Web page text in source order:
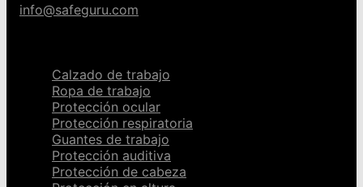
info@safeguru.com
Calzado de trabajo
Ropa de trabajo
Protección ocular
Protección respiratoria
Guantes de trabajo
Protección auditiva
Protección de cabeza